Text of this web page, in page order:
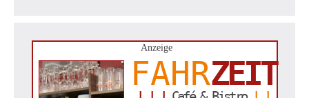
Anzeige
FAHRZEIT